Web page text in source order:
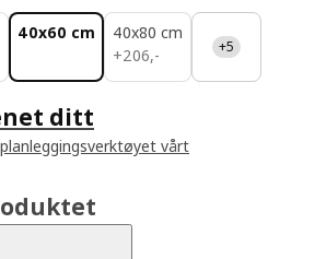
40x60 cm
40x80 cm
+206,-
206,- +5
ditt
vårt